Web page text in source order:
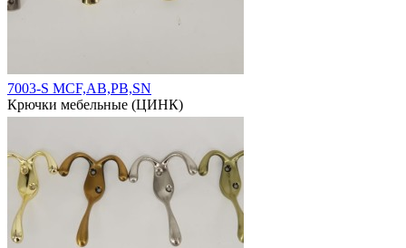
7003-S MCF,AB,PB,SN
Крючки мебельные (ЦИНК)